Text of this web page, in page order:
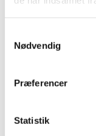
Nødvendig
Præferencer
Statistik